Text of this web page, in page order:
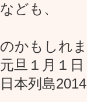
なども、
のかもしれ
元旦１月１
日本列島